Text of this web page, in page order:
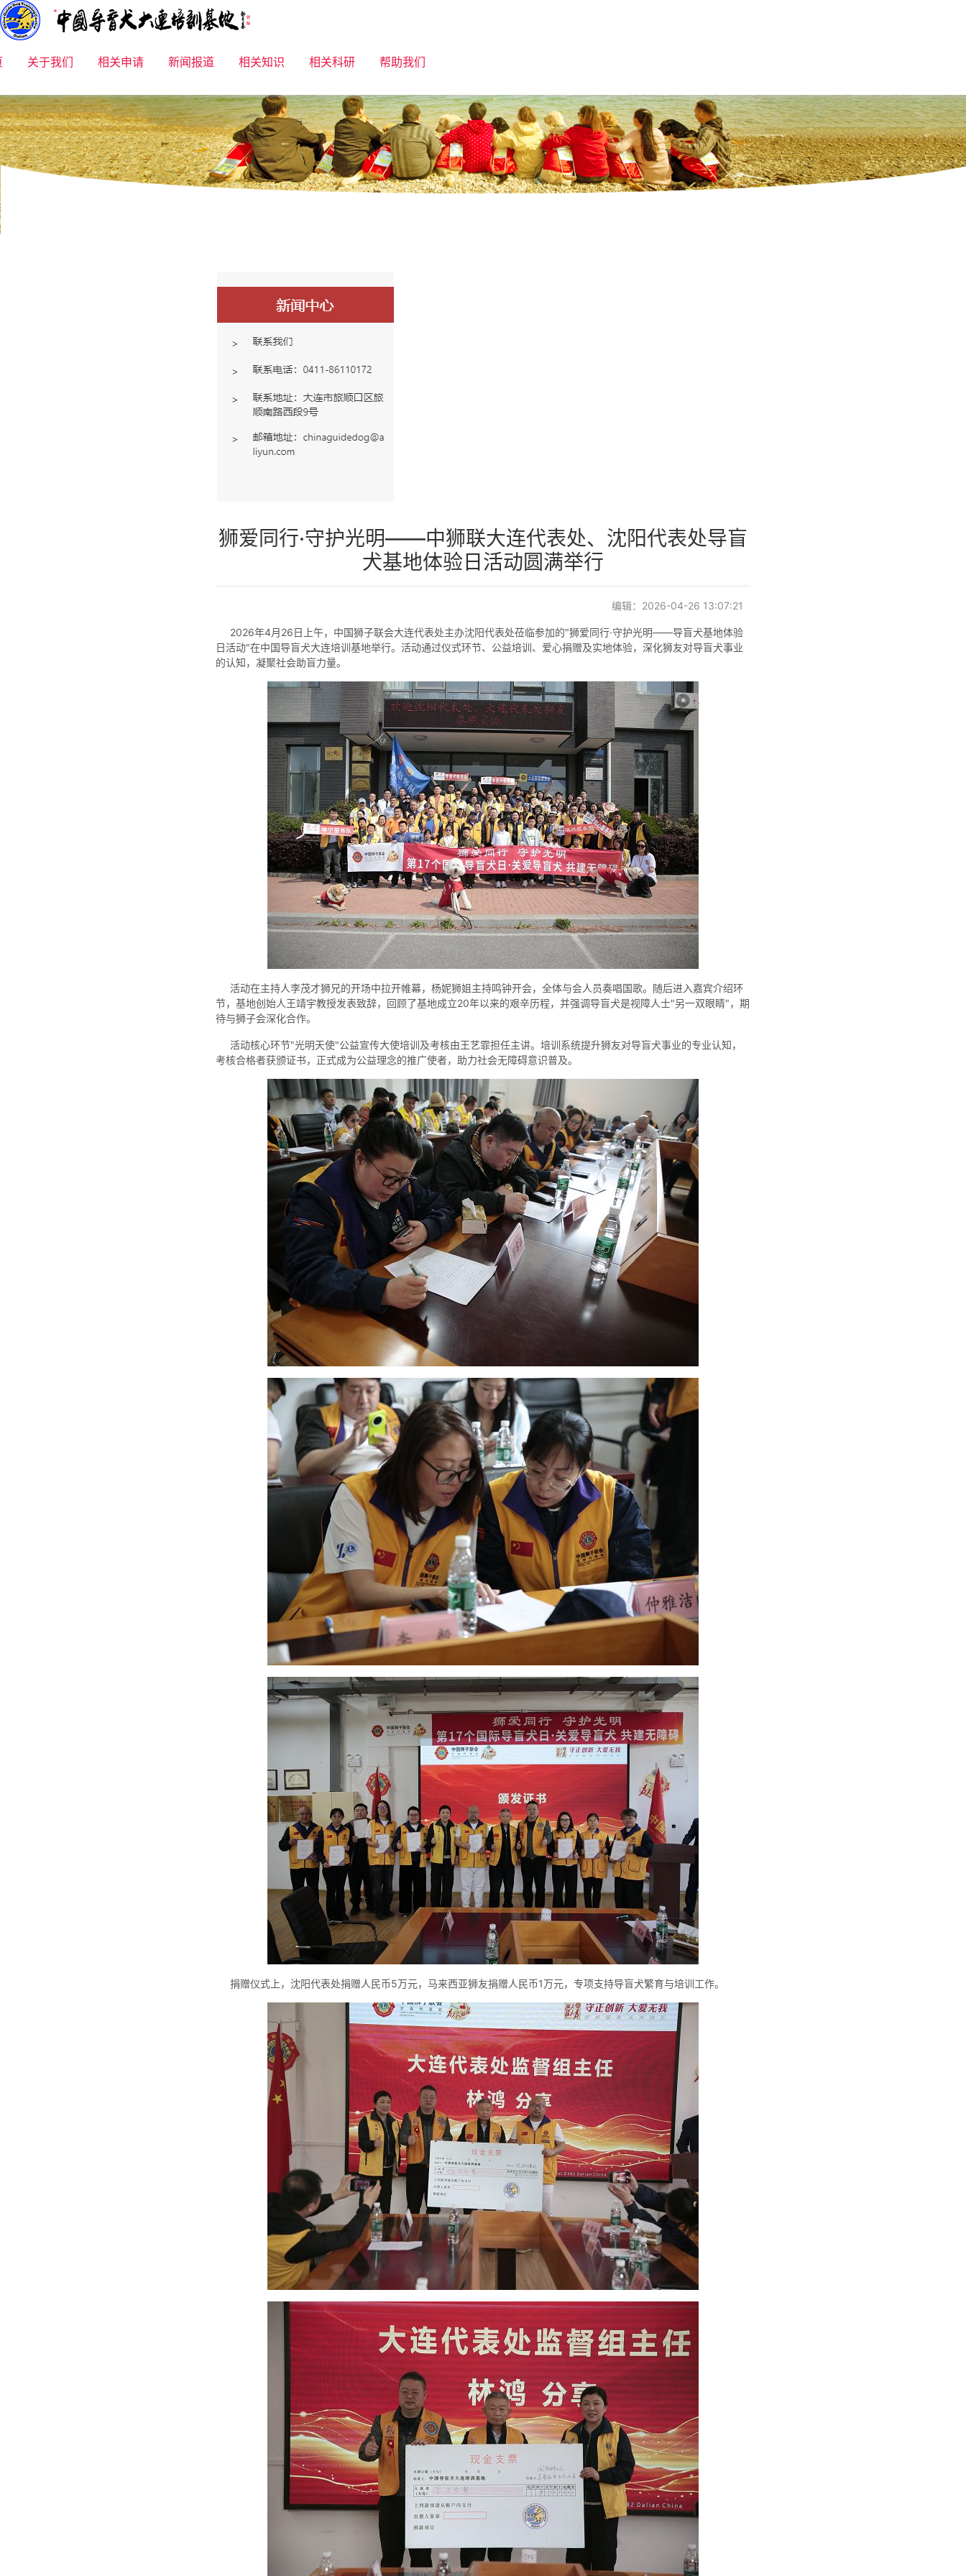
关于我们 相关申请 新闻报道 相关知识 相关科研 帮助我们
狮爱同行·守护光明——中狮联大连代表处、沈阳代表处导盲
犬基地体验日活动圆满举行
编辑：2026-04-26 13:07:21
2026年4月26日上午，中国狮子联会大连代表处主办沈阳代表处莅临参加的"狮爱同行·守护光明——导盲犬基地体验
日活动"在中国导盲犬大连培训基地举行。活动通过仪式环节、公益培训、爱心捐赠及实地体验，深化狮友对导盲犬事业
的认知，凝聚社会助盲力量。
活动在主持人李茂才狮兄的开场中拉开帷幕，杨妮狮姐主持鸣钟开会，全体与会人员奏唱国歌。随后进入嘉宾介绍环
节，基地创始人王靖宇教授发表致辞，回顾了基地成立20年以来的艰辛历程，并强调导盲犬是视障人士"另一双眼睛"，期
待与狮子会深化合作。
活动核心环节"光明天使"公益宣传大使培训及考核由王艺霏担任主讲。培训系统提升狮友对导盲犬事业的专业认知，
考核合格者获颁证书，正式成为公益理念的推广使者，助力社会无障碍意识普及。
捐赠仪式上，沈阳代表处捐赠人民币5万元，马来西亚狮友捐赠人民币1万元，专项支持导盲犬繁育与培训工作。